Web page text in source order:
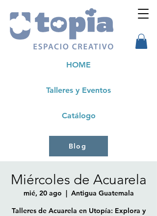
Talleres y Eventos
HOME
Catálogo
Blog
Miércoles de Acuarela
mié, 20 ago
  |
Antigua Guatemala
Talleres de Acuarela en Utopía: Explora y